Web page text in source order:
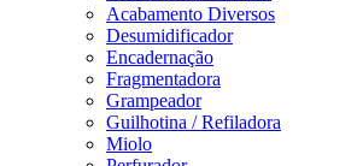
Acabamento Diversos
Desumidificador
Encadernação
Fragmentadora
Grampeador
Guilhotina / Refiladora
Miolo